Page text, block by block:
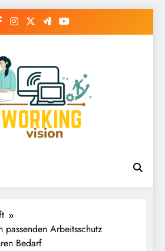
Arbeitsschutz
Bedarf